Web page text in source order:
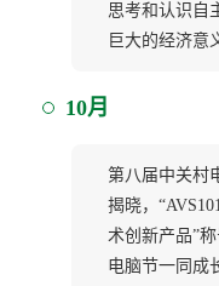
思考和认识自
巨大的经济意
10月
第八届中关村
揭晓，
术创新产品”
电脑节一同成